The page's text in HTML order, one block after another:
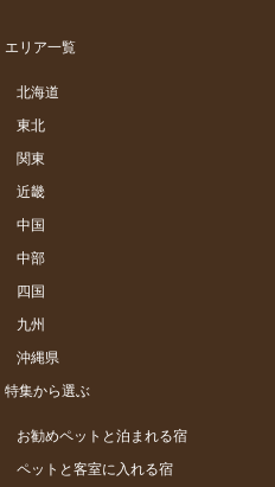
エリア一覧
北海道
東北
関東
近畿
中国
中部
四国
九州
沖縄県
特集から選ぶ
お勧めペットと泊まれる宿
ペットと客室に入れる宿